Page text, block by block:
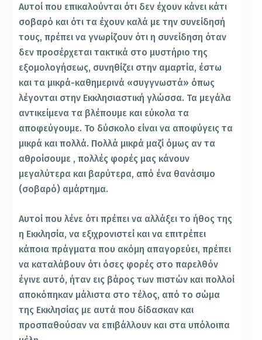
Αυτοί που επικαλούνται ότι δεν έχουν κάνει κάτι
σοβαρό και ότι τα έχουν καλά με την συνείδησή
τους, πρέπει να γνωρίζουν ότι η συνείδηση όταν
δεν προσέρχεται τακτικά στο μυστήριο της
εξομολογήσεως, συνηθίζει στην αμαρτία, έστω
και τα μικρά-καθημερινά «συγγνωστά» όπως
λέγονται στην Εκκλησιαστική γλώσσα. Τα μεγάλα
αντικείμενα τα βλέπουμε και εύκολα τα
αποφεύγουμε. Το δύσκολο είναι να αποφύγεις τα
μικρά και πολλά. Πολλά μικρά μαζί όμως αν τα
αθροίσουμε , πολλές φορές μας κάνουν
μεγαλύτερα και βαρύτερα, από ένα θανάσιμο
(σοβαρό) αμάρτημα.
Αυτοί που λένε ότι πρέπει να αλλάξει το ήθος της
η Εκκλησία, να εξιχρονιστεί και να επιτρέπει
κάποια πράγματα που ακόμη απαγορεύει, πρέπει
να καταλάβουν ότι όσες φορές στο παρελθόν
έγινε αυτό, ήταν εις βάρος των πιστών και πολλοί
αποκόπηκαν μάλιστα στο τέλος, από το σώμα
της Εκκλησίας με αυτά που δίδασκαν και
προσπαθούσαν να επιβάλλουν και στα υπόλοιπα